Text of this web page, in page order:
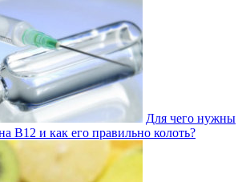
Для чего нужны
В12 и как его правильно колоть?